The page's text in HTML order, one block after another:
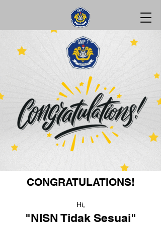
CONGRATULATIONS!
Hi,
"NISN Tidak Sesuai"